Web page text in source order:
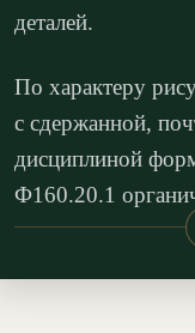
деталей.
По характеру
с сдержанной,
дисциплиной
Ф160.20.1
карнизом,